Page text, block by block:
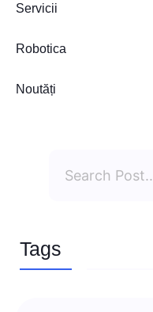
Servicii
Robotica
Noutăți
Tags